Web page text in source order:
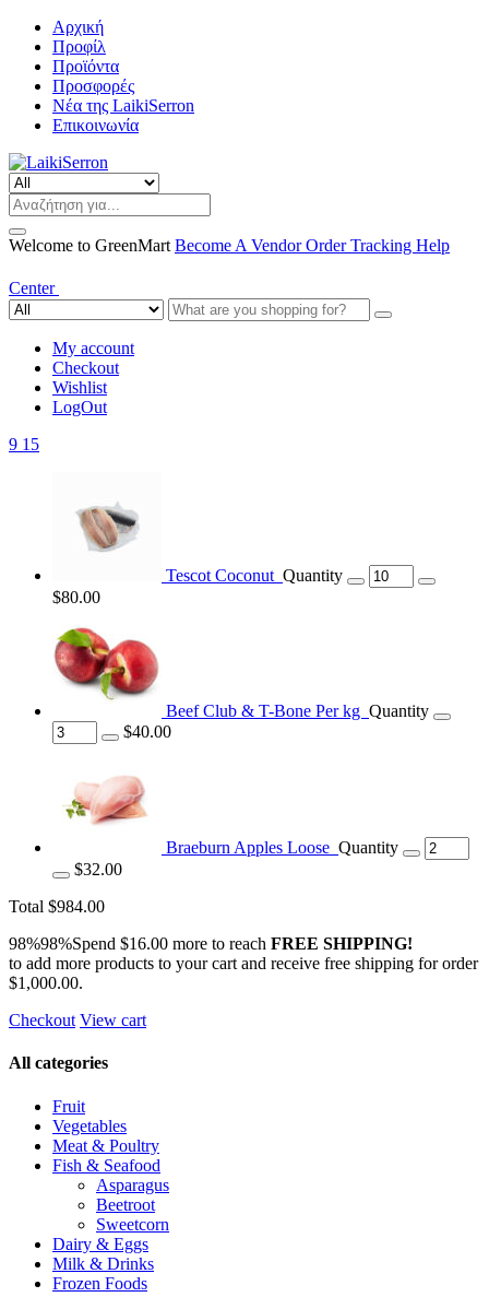
Αρχική
Προφίλ
Προϊόντα
Προσφορές
Νέα της LaikiSerron
Επικοινωνία
Welcome to GreenMart Become A VendorOrder Tracking Help
Center
My account
Checkout
Wishlist
LogOut
9 15
Tescot Coconut Quantity
$80.00
Beef Club & T-Bone Per kg Quantity
$40.00
Braeburn Apples Loose Quantity
$32.00
Total $984.00
98%98%Spend $16.00 more to reach FREE SHIPPING!
to add more products to your cart and receive free shipping for order
$1,000.00.
Checkout View cart
All categories
Fruit
Vegetables
Meat & Poultry
Fish & Seafood
Asparagus
Beetroot
Sweetcorn
Dairy & Eggs
Milk & Drinks
Frozen Foods